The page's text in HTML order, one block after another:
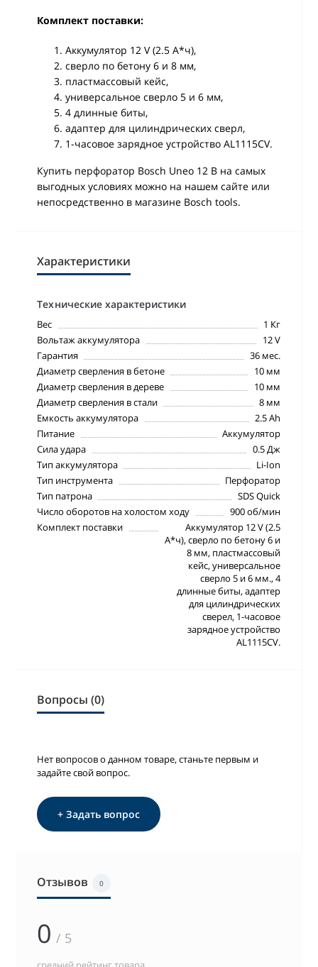
Комплект поставки:
Аккумулятор 12 V (2.5 А*ч),
сверло по бетону 6 и 8 мм,
пластмассовый кейс,
универсальное сверло 5 и 6 мм,
4 длинные биты,
адаптер для цилиндрических сверл,
1-часовое зарядное устройство AL1115CV.
Купить перфоратор Bosch Uneo 12 В на самых
выгодных условиях можно на нашем сайте или
непосредственно в магазине Bosch tools.
Характеристики
Технические характеристики
Вес
1 Кг
Вольтаж аккумулятора
12 V
Гарантия
36 мес.
Диаметр сверления в бетоне
10 мм
Диаметр сверления в дереве
10 мм
Диаметр сверления в стали
8 мм
Емкость аккумулятора
2.5 Ah
Питание
Аккумулятор
Сила удара
0.5 Дж
Тип аккумулятора
Li-Ion
Тип инструмента
Перфоратор
Тип патрона
SDS Quick
Число оборотов на холостом ходу
900 об/мин
Комплект поставки
Аккумулятор 12 V (2.5
А*ч), сверло по бетону 6 и
8 мм, пластмассовый
кейс, универсальное
сверло 5 и 6 мм., 4
длинные биты, адаптер
для цилиндрических
сверел, 1-часовое
зарядное устройство
AL1115CV.
Вопросы (0)
Нет вопросов о данном товаре, станьте первым и
задайте свой вопрос.
+ Задать вопрос
Отзывов 0
0 / 5